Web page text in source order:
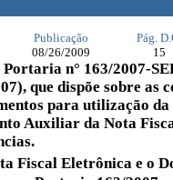
Publicação
Pág.
08/26/2009
15
n° 163/2007-
que dispõe sobre as
para utilização
Auxiliar da Nota
Fiscal Eletrônica e o